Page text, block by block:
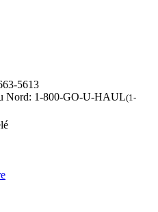
5613
Nord: 1-800-GO-U-HAUL(1-